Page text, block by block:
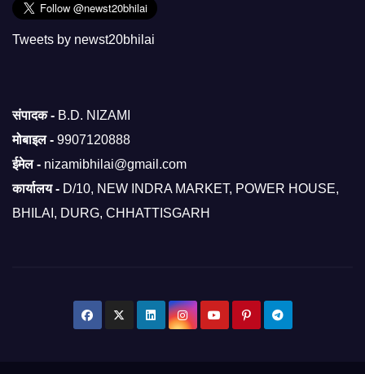
Tweets by newst20bhilai
संपादक - B.D. NIZAMI
मोबाइल - 9907120888
ईमेल - nizamibhilai@gmail.com
कार्यालय - D/10, NEW INDRA MARKET, POWER HOUSE,
BHILAI, DURG, CHHATTISGARH